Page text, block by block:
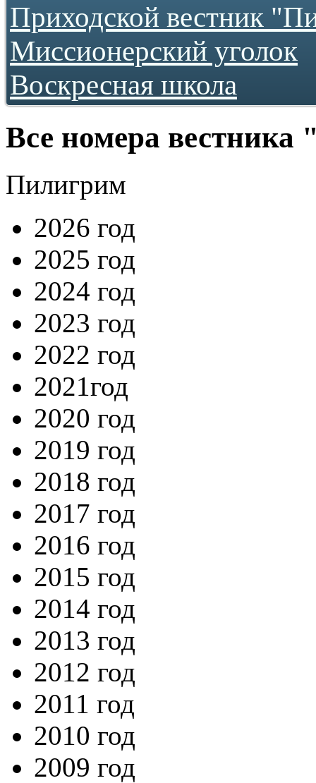
...как все начиналось
2009
2011
2012
2016
2017
2020
2021
2024
Приходской вестник
Миссионерский уголок
Воскресная школа
Все номера
Пилигрим
2026 год
2025 год
2024 год
2023 год
2022 год
2021год
2020 год
2019 год
2018 год
2017 год
2016 год
2015 год
2014 год
2013 год
2012 год
2011 год
2010 год
2009 год